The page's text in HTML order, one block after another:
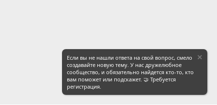
Если вы не нашли ответа на свой вопрос, смело
создавайте новую тему. У нас дружелюбное
сообщество, и обязательно найдется кто-то, кто
вам поможет или подскажет. 🤝 Требуется
регистрация.